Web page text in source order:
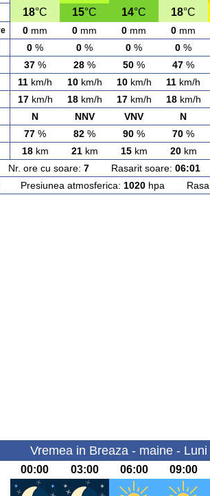
18°C 15°C 14°C 18°C
0 mm 0 mm 0 mm 0 mm
0 % 0 % 0 % 0 %
37 % 28 % 50 % 47 %
11 km/h 10km/h 10km/h 11 km/h
17km/h 18km/h 17km/h 18km/h
N NNV VNV N
77 % 82 % 90 % 70 %
18km 21km 15km 20km
Nr. ore cu soare: 7Rasarit soare: 06:01
atmosferica: 1020hpa
Vremea in Breaza - maine -
00:00 03:00 06:00 09:00